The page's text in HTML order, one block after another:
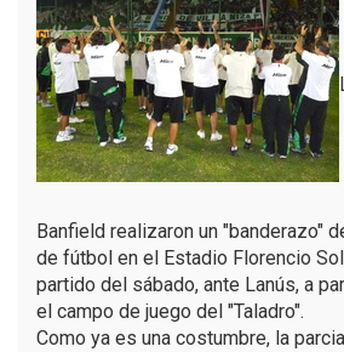
Banfield realizaron un "banderazo"
de fútbol en el Estadio Florencio
partido del sábado, ante Lanús, a
el campo de juego del "Taladro".
Como ya es una costumbre, la